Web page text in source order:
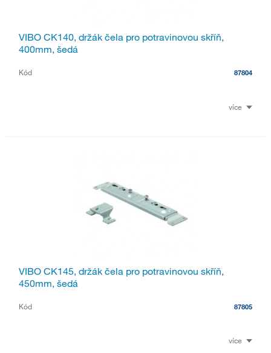
VIBO CK140, držák čela pro potravinovou skříň,
400mm, šedá
Kód 87804
více
VIBO CK145, držák čela pro potravinovou skříň,
450mm, šedá
Kód 87805
více